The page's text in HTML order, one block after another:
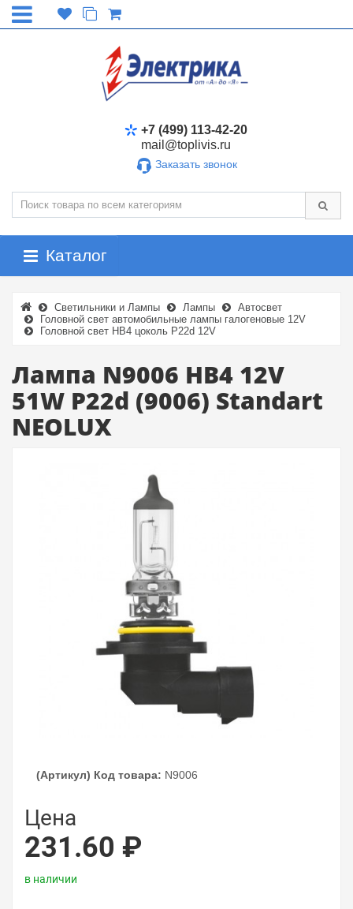
+7 (499) 113-42-20
mail@toplivis.ru
Заказать звонок
Каталог
Светильники и Лампы Лампы
Автосвет
Головной свет автомобильные лампы галогеновые 12V
Головной свет HB4 цоколь P22d 12V
Лампа N9006 HB4 12V
51W P22d (9006) Standart
NEOLUX
(Артикул) Код товара: N9006
Цена
231.60 ₽
в наличии